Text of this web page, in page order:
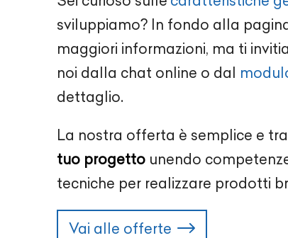
sviluppiamo? In fondo alla
maggiori informazioni, ma ti
noi dalla chat online o dal
dettaglio.
La nostra offerta è semplice e
tuo progetto unendo
tecniche per realizzare prodotti
Vai alle offerte